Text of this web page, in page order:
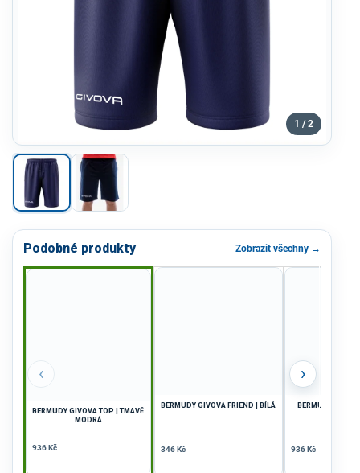
1 / 2
Podobné produkty Zobrazit všechny →
‹
BERMUDY GIVOVA TOP | TMAVĚ
MODRÁ
936 Kč
BERMUDY GIVOVA FRIEND | BÍLÁ
346 Kč
BERMUDY
936 Kč
›